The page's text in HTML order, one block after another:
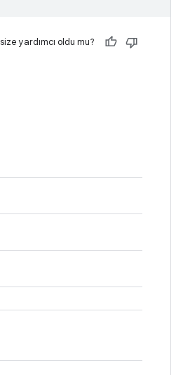
yardımcı oldu mu?